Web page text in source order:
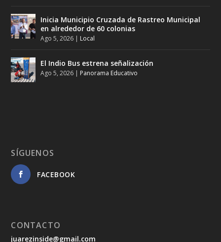
Inicia Municipio Cruzada de Rastreo Municipal
en alrededor de 60 colonias
Ago 5, 2026 | Local
El Indio Bus estrena señalización
Ago 5, 2026 | Panorama Educativo
SÍGUENOS
FACEBOOK
CONTACTO
juarezinside@gmail.com